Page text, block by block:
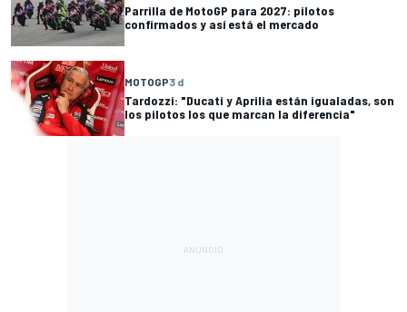
Parrilla de MotoGP para 2027: pilotos
confirmados y así está el mercado
MOTOGP3 d
Tardozzi: "Ducati y Aprilia están igualadas, son
los pilotos los que marcan la diferencia"